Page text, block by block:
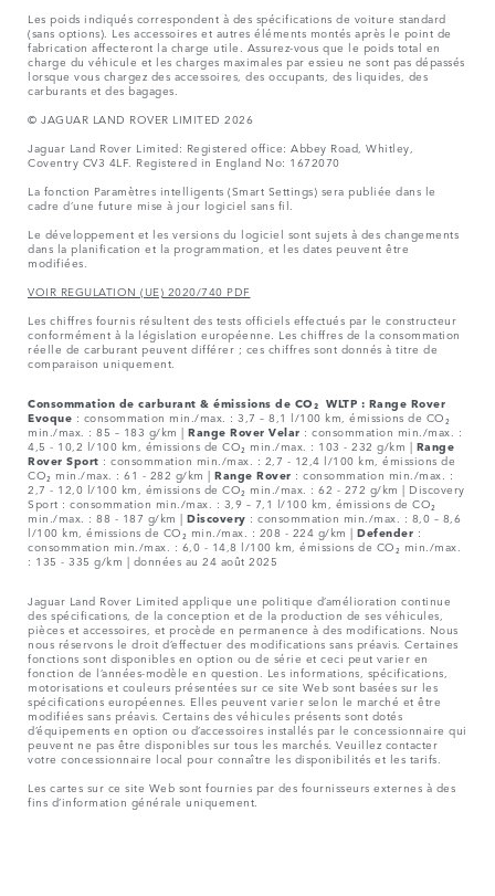
Les poids indiqués correspondent à des spécifications de voiture standard
(sans options). Les accessoires et autres éléments montés après le point de
fabrication affecteront la charge utile. Assurez-vous que le poids total en
charge du véhicule et les charges maximales par essieu ne sont pas dépassés
lorsque vous chargez des accessoires, des occupants, des liquides, des
carburants et des bagages.
© JAGUAR LAND ROVER LIMITED 2026
Jaguar Land Rover Limited: Registered office: Abbey Road, Whitley,
Coventry CV3 4LF. Registered in England No: 1672070
La fonction Paramètres intelligents (Smart Settings) sera publiée dans le
cadre d’une future mise à jour logiciel sans fil.
Le développement et les versions du logiciel sont sujets à des changements
dans la planification et la programmation, et les dates peuvent être
modifiées.
VOIR REGULATION (UE) 2020/740 PDF
Les chiffres fournis résultent des tests officiels effectués par le constructeur
conformément à la législation européenne. Les chiffres de la consommation
réelle de carburant peuvent différer ; ces chiffres sont donnés à titre de
comparaison uniquement.
Consommation de carburant & émissions de CO₂ WLTP : Range Rover
Evoque : consommation min./max. : 3,7 – 8,1 l/100 km, émissions de CO₂
min./max. : 85 – 183 g/km | Range Rover Velar : consommation min./max. :
4,5 - 10,2 l/100 km, émissions de CO₂ min./max. : 103 - 232 g/km | Range
Rover Sport : consommation min./max. : 2,7 - 12,4 l/100 km, émissions de
CO₂ min./max. : 61 - 282 g/km | Range Rover : consommation min./max. :
2,7 - 12,0 l/100 km, émissions de CO₂ min./max. : 62 - 272 g/km | Discovery
Sport : consommation min./max. : 3,9 – 7,1 l/100 km, émissions de CO₂
min./max. : 88 - 187 g/km | Discovery : consommation min./max. : 8,0 – 8,6
l/100 km, émissions de CO₂ min./max. : 208 - 224 g/km | Defender :
consommation min./max. : 6,0 - 14,8 l/100 km, émissions de CO₂ min./max.
: 135 - 335 g/km | données au 24 août 2025
Jaguar Land Rover Limited applique une politique d’amélioration continue
des spécifications, de la conception et de la production de ses véhicules,
pièces et accessoires, et procède en permanence à des modifications. Nous
nous réservons le droit d’effectuer des modifications sans préavis. Certaines
fonctions sont disponibles en option ou de série et ceci peut varier en
fonction de l’années-modèle en question. Les informations, spécifications,
motorisations et couleurs présentées sur ce site Web sont basées sur les
spécifications européennes. Elles peuvent varier selon le marché et être
modifiées sans préavis. Certains des véhicules présents sont dotés
d’équipements en option ou d’accessoires installés par le concessionnaire qui
peuvent ne pas être disponibles sur tous les marchés. Veuillez contacter
votre concessionnaire local pour connaître les disponibilités et les tarifs.
Les cartes sur ce site Web sont fournies par des fournisseurs externes à des
fins d’information générale uniquement.